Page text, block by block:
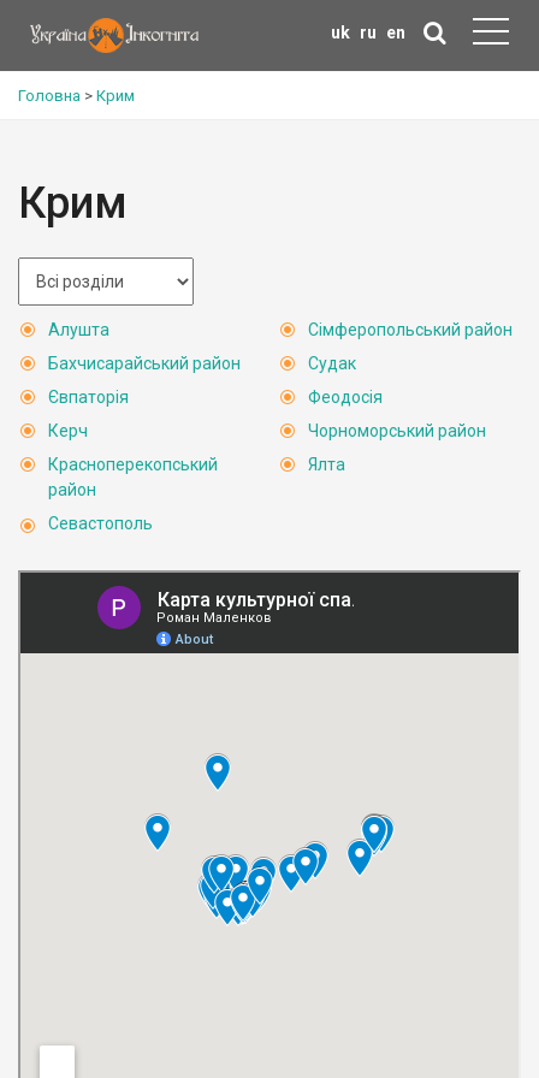
uk ru en
Головна > Крим
Крим
Алушта
Бахчисарайський район
Євпаторія
Керч
Красноперекопський
район
Севастополь
Сімферопольський район
Судак
Феодосія
Чорноморський район
Ялта